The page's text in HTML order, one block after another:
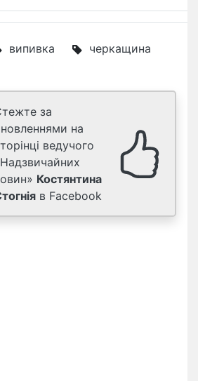
випивка черкащина
за
на
ведучого
Костянтина
в Facebook